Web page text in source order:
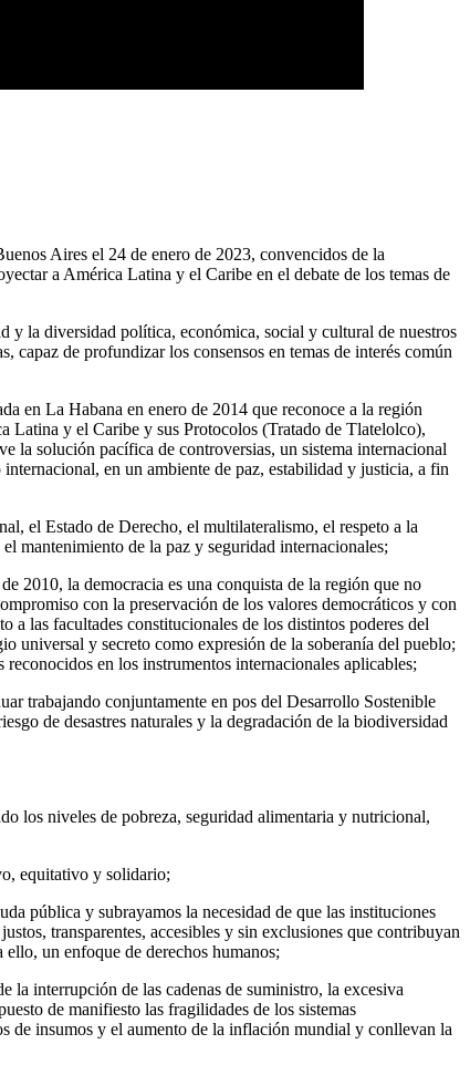
Aires el 24 de enero de 2023, convencidos de la
a América Latina y el Caribe en el debate de los temas de
y la diversidad política, económica, social y cultural de nuestros
de profundizar los consensos en temas de interés común
en La Habana en enero de 2014 que reconoce a la región
Latina y el Caribe y sus Protocolos (Tratado de Tlatelolco),
la solución pacífica de controversias, un sistema internacional
en un ambiente de paz, estabilidad y justicia, a fin
el Estado de Derecho, el multilateralismo, el respeto a la
mantenimiento de la paz y seguridad internacionales;
2010, la democracia es una conquista de la región que no
con la preservación de los valores democráticos y con
a las facultades constitucionales de los distintos poderes del
universal y secreto como expresión de la soberanía del pueblo;
en los instrumentos internacionales aplicables;
trabajando conjuntamente en pos del Desarrollo Sostenible
de desastres naturales y la degradación de la biodiversidad
los niveles de pobreza, seguridad alimentaria y nutricional,
equitativo y solidario;
pública y subrayamos la necesidad de que las instituciones
transparentes, accesibles y sin exclusiones que contribuyan
un enfoque de derechos humanos;
la interrupción de las cadenas de suministro, la excesiva
de manifiesto las fragilidades de los sistemas
de insumos y el aumento de la inflación mundial y conllevan la